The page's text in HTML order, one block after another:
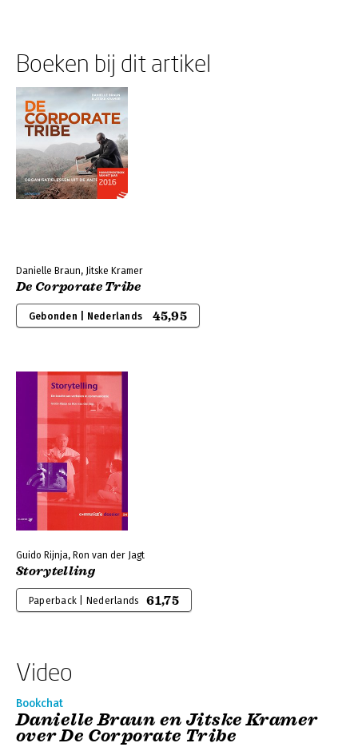
Boeken bij dit artikel
Danielle Braun, Jitske Kramer
De Corporate Tribe
Gebonden | Nederlands 45,95
Guido Rijnja, Ron van der Jagt
Storytelling
Paperback | Nederlands 61,75
Video
Bookchat
Danielle Braun en Jitske Kramer
over De Corporate Tribe